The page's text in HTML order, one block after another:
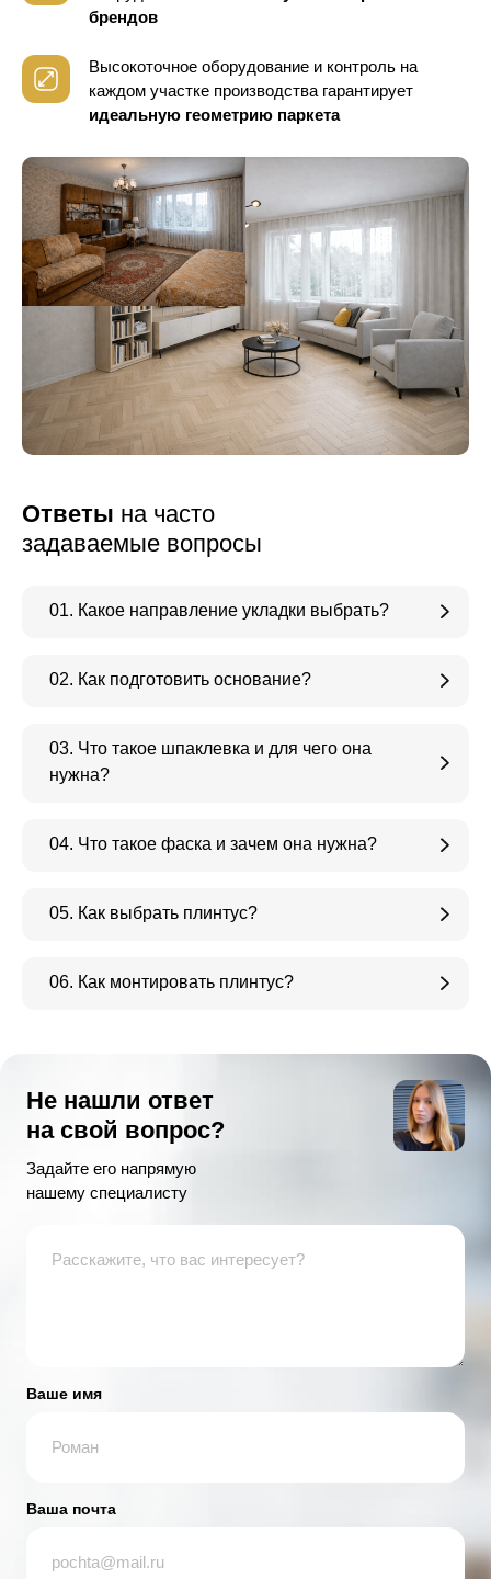
брендов
Высокоточное оборудование и контроль на
каждом участке производства гарантирует
идеальную геометрию паркета
Ответы на часто
задаваемые вопросы
01. Какое направление укладки выбрать?
02. Как подготовить основание?
03. Что такое шпаклевка и для чего она
нужна?
04. Что такое фаска и зачем она нужна?
05. Как выбрать плинтус?
06. Как монтировать плинтус?
Не нашли ответ
на свой вопрос?
Задайте его напрямую
нашему специалисту
Ваше имя
Ваша почта